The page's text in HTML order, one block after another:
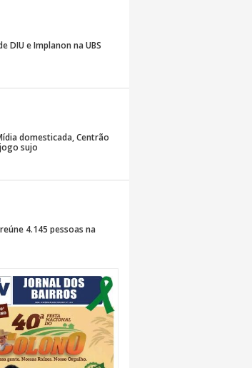
DIU e Implanon na UBS
domesticada, Centrão
sujo
4.145 pessoas na
com envio de 330